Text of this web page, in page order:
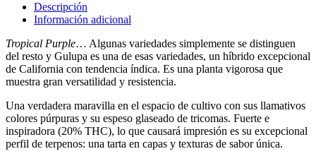
Descripción
Información adicional
Tropical Purple… Algunas variedades simplemente se distinguen
del resto y Gulupa es una de esas variedades, un híbrido excepcional
de California con tendencia índica. Es una planta vigorosa que
muestra gran versatilidad y resistencia.
Una verdadera maravilla en el espacio de cultivo con sus llamativos
colores púrpuras y su espeso glaseado de tricomas. Fuerte e
inspiradora (20% THC), lo que causará impresión es su excepcional
perfil de terpenos: una tarta en capas y texturas de sabor única.